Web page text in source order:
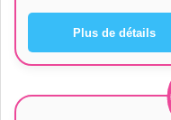
Plus de détails